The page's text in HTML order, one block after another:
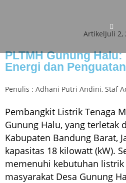
ArtikelJuli 2,
PLTMH Gunung
Energi dan
Penulis : Adhani Putri Andini, Staf
Pembangkit Listrik Tenaga
Gunung Halu, yang terletak
Kabupaten Bandung Barat,
kapasitas 18 kilowatt (kW).
memenuhi kebutuhan
masyarakat Desa Gunung